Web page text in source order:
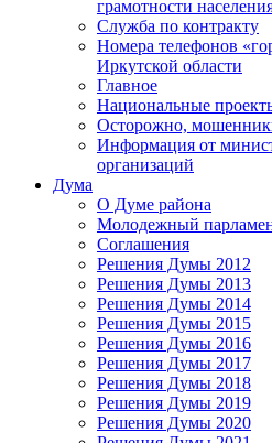
грамотности
Служба по контракту
Номера телефонов
Иркутской области
Главное
Национальные
Осторожно,
Информация от
организаций
Дума
О Думе района
Молодежный
Соглашения
Решения Думы 2012
Решения Думы 2013
Решения Думы 2014
Решения Думы 2015
Решения Думы 2016
Решения Думы 2017
Решения Думы 2018
Решения Думы 2019
Решения Думы 2020